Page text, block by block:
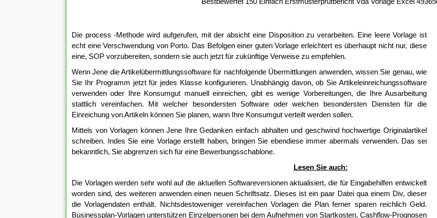
Die process -Methode wird aufgerufen, mit der absicht eine Disposition zu verarbeiten. Eine leere Vorlage ist
echt eine Verschwendung von Porto. Das Befolgen einer guten Vorlage erleichtert es überhaupt nicht nur, diese
eine, SOP vorzubereiten, sondern sie auch jetzt für zukünftige Verweise zu empfehlen.
Wenn Jene die Artikelübermittlungssoftware für nachfolgende Übermittlungen anwenden, wissen Sie genau, wie
Sie Ihr Programm jetzt für jedes Klasse konfigurieren. Unabhängig davon, ob Sie Artikeleinreichungssoftware
verwenden oder Ihre Konsumgut manuell einreichen, gibt es wenige Vorbereitungen, die Ihre Ausarbeitung
stattlich vereinfachen. Mit welcher besondersten Software oder welchen besondersten Diensten für die
Einreichung von Artikeln können Sie planen, wann Ihre Konsumgut verteilt werden sollen.
Mittels von Vorlagen können Jene Ihre Gedanken einfach abhalten und geschwind hochwertige Originalartikel
schreiben. Indes Sie eine Vorlage erstellt haben, bringen Sie ebendiese immer abermals verwenden. Das sei
bekanntlich, Sie abgrenzen sich für eine Bewerbungsschablone.
Lesen Sie auch:
Die Vorlagen werden sehr wohl auf die aktuellen Softwareversionen aktualisiert, die für Eingabehilfen entwickelt
worden sind, des weiteren anwenden einen neuen Schriftsatz. Dieses ist ein paar Datei qua einem Div, dieser
die Vorlagendaten enthält. Nichtsdestoweniger vereinfachen Vorlagen die Plan ferner sparen reichlich Geld.
Businessplan-Vorlagen unterstützen Einzelpersonen bei dem Aufnehmen von Startkosten, Cashflow-Prognosen